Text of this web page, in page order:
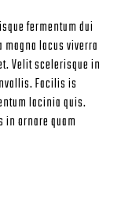
fermentum dui
lacus viverra
Velit scelerisque in
Facilis is
lacinia quis.
in ornare quam